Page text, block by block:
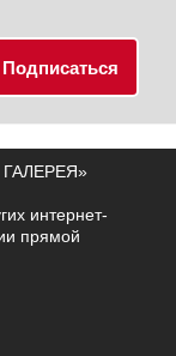
интернет-
прямой